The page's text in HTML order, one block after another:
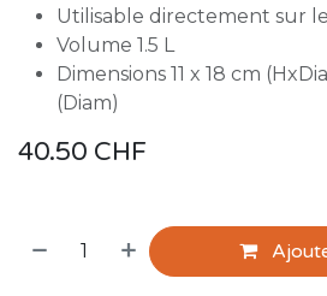
Utilisable directement sur
Volume 1.5 L
Dimensions 11 x 18 cm
(Diam)
40.50 CHF